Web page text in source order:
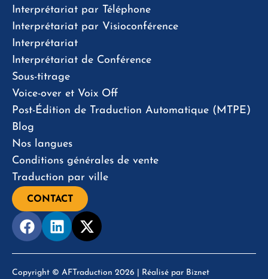
Interprétariat par Téléphone
Interprétariat par Visioconférence
Interprétariat
Interprétariat de Conférence
Sous-titrage
Voice-over et Voix Off
Post-Édition de Traduction Automatique (MTPE)
Blog
Nos langues
Conditions générales de vente
Traduction par ville
CONTACT
Copyright © AFTraduction 2026 | Réalisé par Biznet